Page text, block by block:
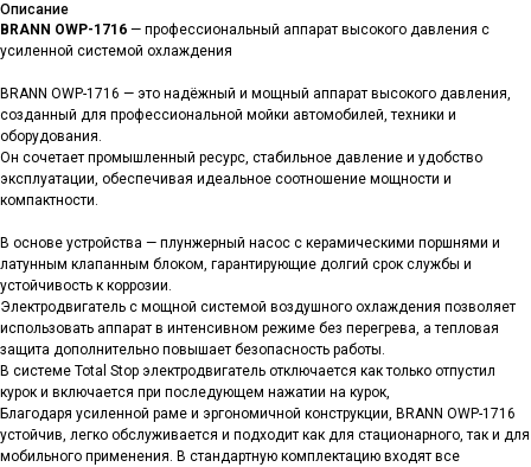
Описание
BRANN OWP-1716 — профессиональный аппарат высокого давления с
усиленной системой охлаждения
BRANN OWP-1716 — это надёжный и мощный аппарат высокого давления,
созданный для профессиональной мойки автомобилей, техники и
оборудования.
Он сочетает промышленный ресурс, стабильное давление и удобство
эксплуатации, обеспечивая идеальное соотношение мощности и
компактности.
В основе устройства — плунжерный насос с керамическими поршнями и
латунным клапанным блоком, гарантирующие долгий срок службы и
устойчивость к коррозии.
Электродвигатель с мощной системой воздушного охлаждения позволяет
использовать аппарат в интенсивном режиме без перегрева, а тепловая
защита дополнительно повышает безопасность работы.
В системе Total Stop электродвигатель отключается как только отпустил
курок и включается при последующем нажатии на курок,
Благодаря усиленной раме и эргономичной конструкции, BRANN OWP-1716
устойчив, легко обслуживается и подходит как для стационарного, так и для
мобильного применения. В стандартную комплектацию входят все